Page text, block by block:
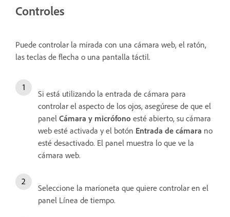
Controles
Puede controlar la mirada con una cámara web, el ratón,
las teclas de flecha o una pantalla táctil.
Si está utilizando la entrada de cámara para
controlar el aspecto de los ojos, asegúrese de que el
panel Cámara y micrófono esté abierto, su cámara
web esté activada y el botón Entrada de cámara no
esté desactivado. El panel muestra lo que ve la
cámara web.
Seleccione la marioneta que quiere controlar en el
panel Línea de tiempo.